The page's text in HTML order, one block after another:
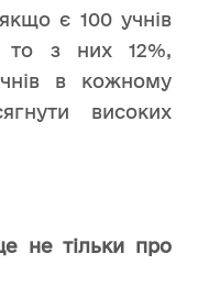
є 100 учнів
то з них 12%,
в кожному
високих
не тільки про